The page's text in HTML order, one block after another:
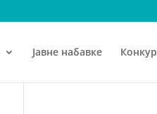
Јавне набавке